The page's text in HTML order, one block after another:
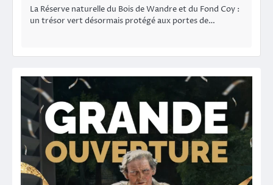
La Réserve naturelle du Bois de Wandre et du Fond Coy :
un trésor vert désormais protégé aux portes de…